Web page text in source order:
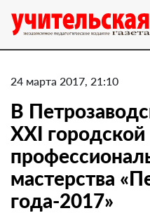
24 марта 2017, 21:10
В
XXI
мастерства
года-2017»